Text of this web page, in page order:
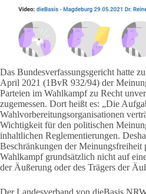
Das Bundesverfassungsgericht hatte
April 2021 (1BvR 932/94) der
Parteien im Wahlkampf zu Recht
zugemessen. Dort heißt es: „Die
Wahlvorbereitungsorganisationen
Wichtigkeit für den politischen
inhaltlichen Reglementierungen.
Beschränkungen der Meinungsfreiheit
Wahlkampf grundsätzlich nicht auf
der Äußerung oder des Trägers der
Der Landesverband von dieBasis